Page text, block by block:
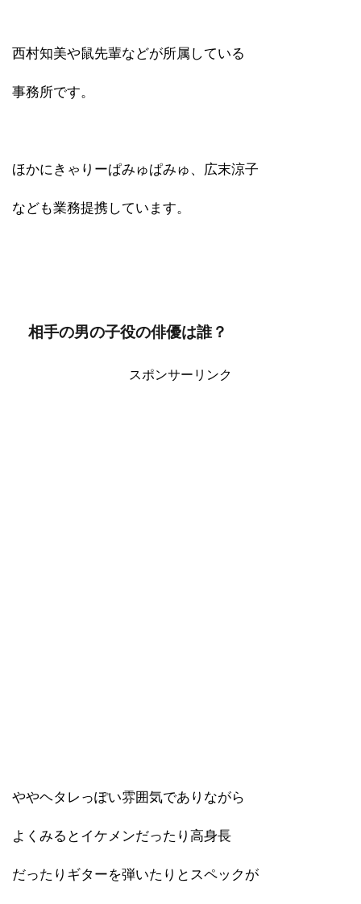
西村知美や鼠先輩などが所属している
事務所です。
ほかにきゃりーぱみゅぱみゅ、広末涼子
なども業務提携しています。
相手の男の子役の俳優は誰？
スポンサーリンク
ややヘタレっぽい雰囲気でありながら
よくみるとイケメンだったり高身長
だったりギターを弾いたりとスペックが